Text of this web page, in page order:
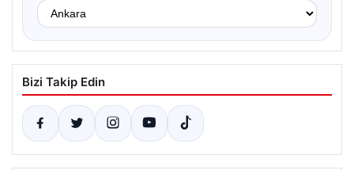
Bizi Takip Edin